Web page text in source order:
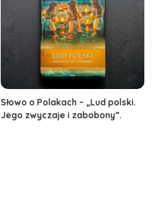
Słowo o Polakach – „Lud polski.
Jego zwyczaje i zabobony”.